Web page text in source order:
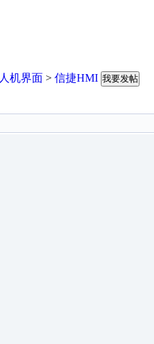
人机界面 > 信捷HMI 我要发帖